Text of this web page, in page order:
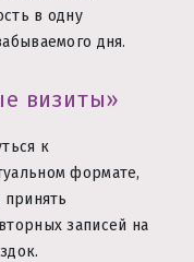
в одну
дня.
визиты»
к
формате,
записей на